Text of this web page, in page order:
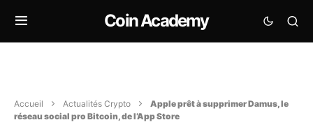
Coin Academy
Accueil Actualités Crypto
Apple prêt à supprimer Damus, le
réseau social pro Bitcoin, de l’App Store